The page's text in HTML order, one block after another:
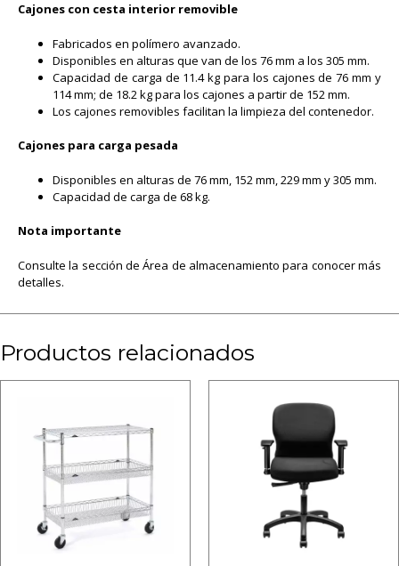
Cajones con cesta interior removible
Fabricados en polímero avanzado.
Disponibles en alturas que van de los 76 mm a los 305 mm.
Capacidad de carga de 11.4 kg para los cajones de 76 mm y
114 mm; de 18.2 kg para los cajones a partir de 152 mm.
Los cajones removibles facilitan la limpieza del contenedor.
Cajones para carga pesada
Disponibles en alturas de 76 mm, 152 mm, 229 mm y 305 mm.
Capacidad de carga de 68 kg.
Nota importante
Consulte la sección de Área de almacenamiento para conocer más
detalles.
Productos relacionados